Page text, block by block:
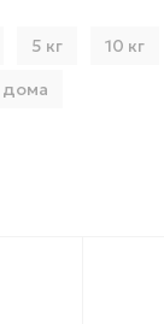
5 кг 10 кг